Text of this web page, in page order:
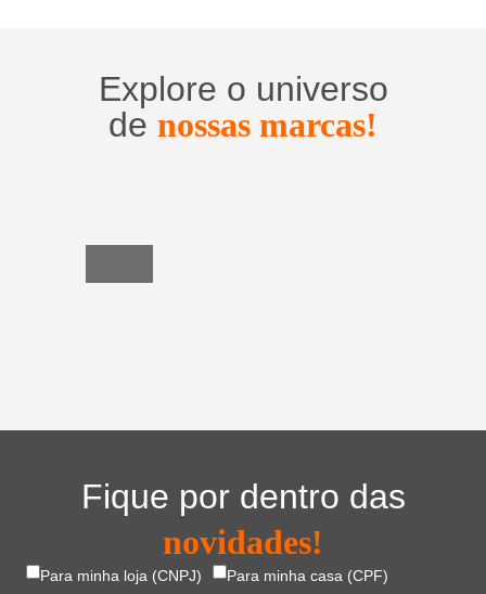
Explore o universo
de nossas marcas!
Fique por dentro das
novidades!
Para minha loja (CNPJ) Para minha casa (CPF)